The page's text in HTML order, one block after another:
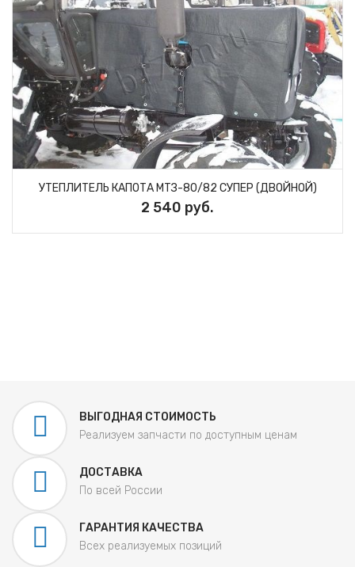
УТЕПЛИТЕЛЬ КАПОТА МТЗ-80/82 СУПЕР (ДВОЙНОЙ)
2 540 руб.
ВЫГОДНАЯ СТОИМОСТЬ
Реализуем запчасти по доступным ценам
ДОСТАВКА
По всей России
ГАРАНТИЯ КАЧЕСТВА
Всех реализуемых позиций